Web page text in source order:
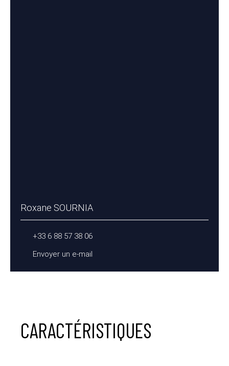
Roxane SOURNIA
+33 6 88 57 38 06
Envoyer un e-mail
CARACTÉRISTIQUES